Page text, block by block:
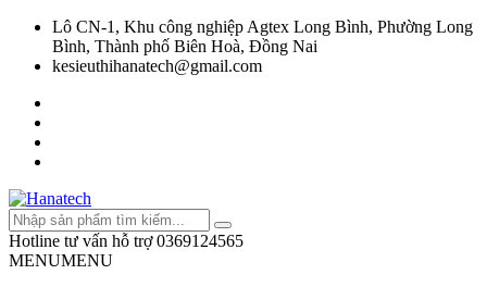
Lô CN-1, Khu công nghiệp Agtex Long Bình, Phường Long
Bình, Thành phố Biên Hoà, Đồng Nai
kesieuthihanatech@gmail.com
Hotline tư vấn hỗ trợ 0369124565
MENUMENU